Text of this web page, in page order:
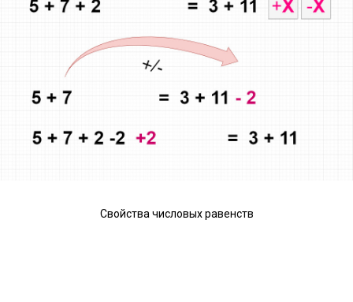
Свойства числовых равенств